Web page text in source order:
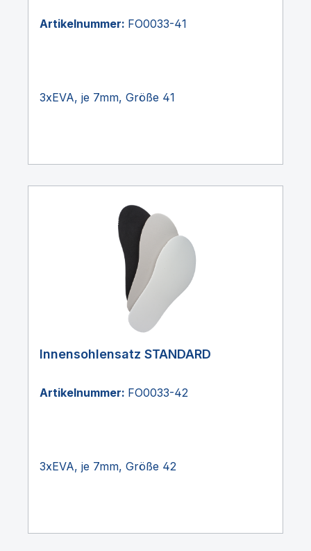
Artikelnummer: FO0033-41
3xEVA, je 7mm, Größe 41
Innensohlensatz STANDARD
Artikelnummer: FO0033-42
3xEVA, je 7mm, Größe 42